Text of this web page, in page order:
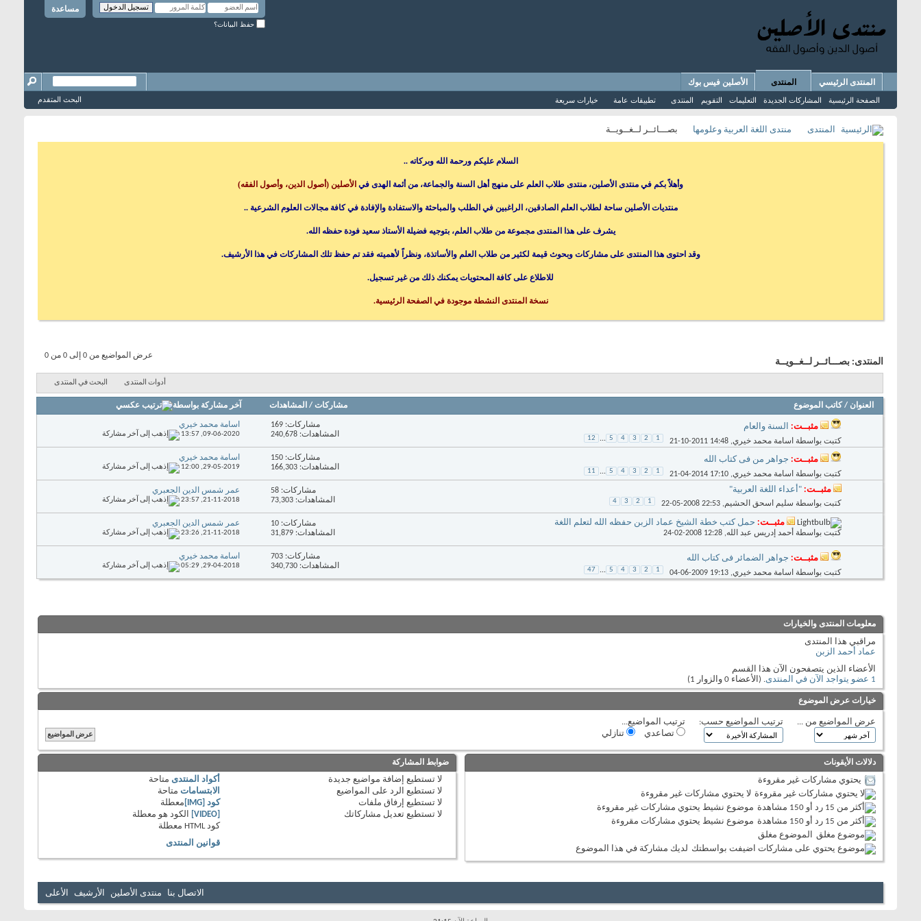
مساعدة
حفظ البيانات؟
المنتدى الرئيسي المنتدى
الصفحة الرئيسية المشاركات الجديدة التعليمات التقويم المنتدى تطبيقات عامة خيارات سريعة
الأصلين فيس بوك
البحث المتقدم
المنتدى منتدى اللغة العربية وعلومها بصـــائــر لــغــويــة
السلام عليكم ورحمة الله وبركاته ..
وأهلاً بكم في منتدى الأصلين، منتدى طلاب العلم على منهج أهل السنة والجماعة، من أئمة الهدى في الأصلين (أصول الدين، وأصول الفقه)
منتديات الأصلين ساحة لطلاب العلم الصادقين، الراغبين في الطلب والمباحثة والاستفادة والإفادة في كافة مجالات العلوم الشرعية ..
يشرف على هذا المنتدى مجموعة من طلاب العلم، بتوجيه فضيلة الأستاذ سعيد فودة حفظه الله.
وقد احتوى هذا المنتدى على مشاركات وبحوث قيمة لكثير من طلاب العلم والأساتذة، ونظراً لأهميته فقد تم حفظ تلك المشاركات في هذا الأرشيف.
للاطلاع على كافة المحتويات يمكنك ذلك من غير تسجيل.
نسخة المنتدى النشطة موجودة في الصفحة الرئيسية.
عرض المواضيع من 0 إلى 0 من 0
المنتدى: بصـــائــر لــغــويــة
أدوات المنتدى البحث في المنتدى
العنوان / كاتب الموضوع مشاركات / المشاهدات آخر مشاركة بواسطة
مثبــت: السنة والعام
كتبت بواسطة اسامة محمد خيري‏, 21-10-2011 14:48
1
2
3
4
5
...
12
مشاركات: 169
المشاهدات: 240,678
اسامة محمد خيري
09-06-2020,
13:57
مثبــت: جواهر من فى كتاب الله
كتبت بواسطة اسامة محمد خيري‏, 21-04-2014 17:10
1
2
3
4
5
...
11
مشاركات: 150
المشاهدات: 166,303
اسامة محمد خيري
29-05-2019,
12:00
مثبــت: "أعداء اللغة العربية"
كتبت بواسطة سليم اسحق الحشيم‏, 22-05-2008 22:53
1
2
3
4
مشاركات: 58
المشاهدات: 73,303
عمر شمس الدين الجعبري
21-11-2018,
23:57
مثبــت: حمل كتب خطة الشيخ عماد الزبن حفظه الله لتعلم اللغة
كتبت بواسطة أحمد إدريس عبد الله‏, 24-02-2008 12:28
مشاركات: 10
المشاهدات: 31,879
عمر شمس الدين الجعبري
21-11-2018,
23:26
مثبــت: جواهر الضمائر فى كتاب الله
كتبت بواسطة اسامة محمد خيري‏, 04-06-2009 19:13
1
2
3
4
5
...
47
مشاركات: 703
المشاهدات: 340,730
اسامة محمد خيري
29-04-2018,
05:29
معلومات المنتدى والخيارات
مراقبي هذا المنتدى
عماد أحمد الزبن
الأعضاء الذين يتصفحون الآن هذا القسم
1 عضو يتواجد الآن في المنتدى
. (الأعضاء 0 والزوار 1)
خيارات عرض الموضوع
عرض المواضيع من ... ترتيب المواضيع حسب:
ترتيب المواضيع...
تصاعدي
تنازلي
دلالات الأيقونات
يحتوي مشاركات غير مقروءة
لا يحتوي مشاركات غير مقروءة
موضوع نشيط يحتوي مشاركات غير مقروءة
موضوع نشيط يحتوي مشاركات مقروءة
الموضوع مغلق
لديك مشاركة في هذا الموضوع
ضوابط المشاركة
لا تستطيعإضافة مواضيع جديدة
لا تستطيعالرد على المواضيع
لا تستطيعإرفاق ملفات
لا تستطيعتعديل مشاركاتك
أكواد المنتدى متاحة
الابتسامات متاحة
كود [IMG]
معطلة
[VIDEO]
الكود هو معطلة
كود HTML
معطلة
قوانين المنتدى
الاتصال بنا منتدى الأصلين الأرشيف الأعلى